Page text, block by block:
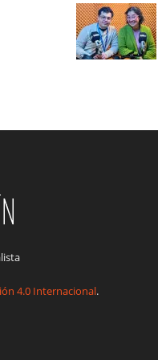
4.0 Internacional.